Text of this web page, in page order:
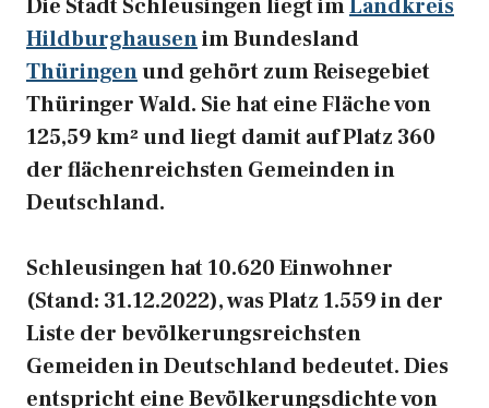
Die Stadt Schleusingen liegt imLandkreis
Hildburghausenim Bundesland
Thüringenund gehört zum Reisegebiet
Thüringer Wald. Sie hat eine Fläche von
125,59 km² und liegt damit auf Platz 360
der flächenreichsten Gemeinden in
Deutschland.
Schleusingen hat 10.620 Einwohner
(Stand: 31.12.2022), was Platz 1.559 in der
Liste der bevölkerungsreichsten
Gemeiden in Deutschland bedeutet. Dies
entspricht eine Bevölkerungsdichte von